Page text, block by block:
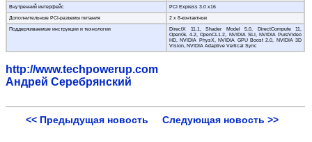
Внутренний интерфейс
PCI Express 3.0 x16
Дополнительные PCI-разъемы питания
2 х 8-контактных
Поддерживаемые инструкции и технологии
DirectX 11.1, Shader Model 5.0, DirectCompute 11,
OpenGL 4.2, OpenCL1.2, NVIDIA SLI, NVIDIA PureVideo
HD, NVIDIA PhysX, NVIDIA GPU Boost 2.0, NVIDIA 3D
Vision, NVIDIA Adaptive Vertical Sync
http://www.techpowerup.com
Андрей Серебрянский
<< Предыдущая новость Следующая новость >>